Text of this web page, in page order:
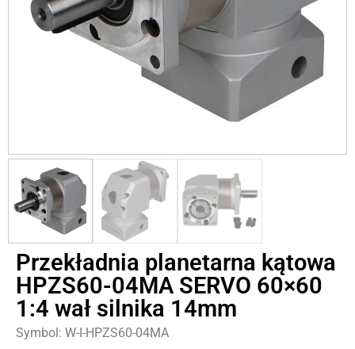
Przekładnia planetarna kątowa
HPZS60-04MA SERVO 60×60
1:4 wał silnika 14mm
Symbol: W-I-HPZS60-04MA